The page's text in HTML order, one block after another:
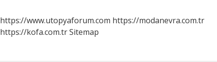
https://www.utopyaforum.com https://modanevra.com.tr
https://kofa.com.trSitemap